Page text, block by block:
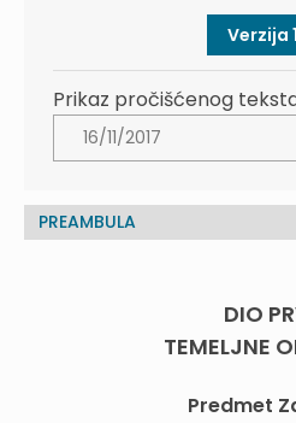
Verzija
Prikaz pročišćenog
PREAMBULA
DIO
TEMELJNE
Predmet